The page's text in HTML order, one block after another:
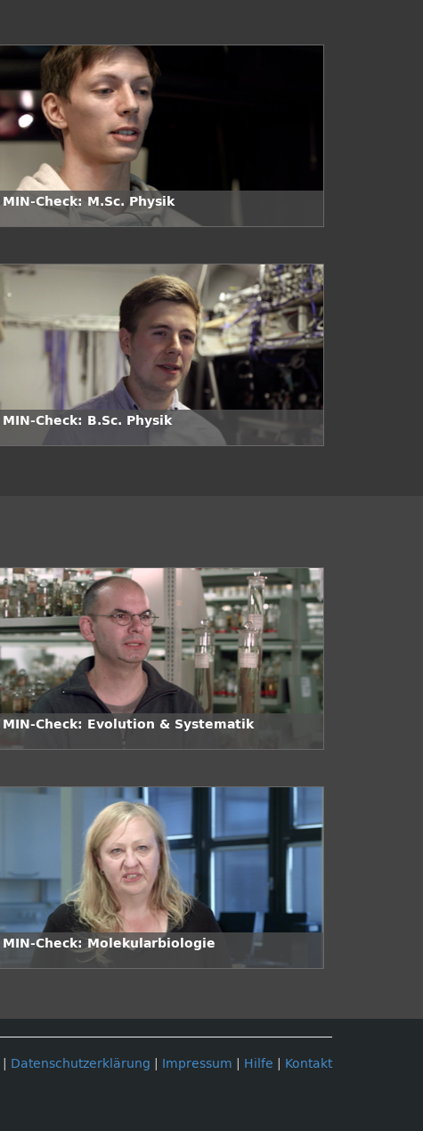
MIN-Check: M.Sc. Physik
MIN-Check: B.Sc. Physik
MIN-Check: Evolution & Systematik
MIN-Check: Molekularbiologie
Datenschutzerklärung Impressum Hilfe Kontakt